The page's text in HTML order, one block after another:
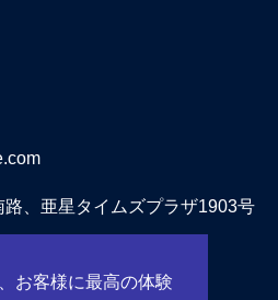
お客様に最高の体験
、亜星タイムズプラザ1903号